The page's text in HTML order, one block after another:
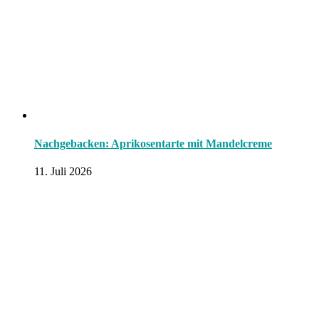
Nachgebacken: Aprikosentarte mit Mandelcreme
11. Juli 2026